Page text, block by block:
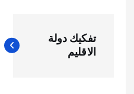
ص
تفكيك دولة
الاقليم